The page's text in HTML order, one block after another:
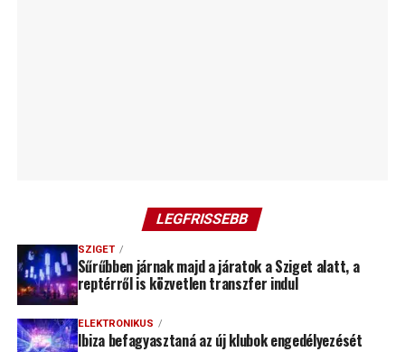
LEGFRISSEBB
SZIGET
Sűrűbben járnak majd a járatok a Sziget alatt, a
reptérről is közvetlen transzfer indul
ELEKTRONIKUS
Ibiza befagyasztaná az új klubok engedélyezését